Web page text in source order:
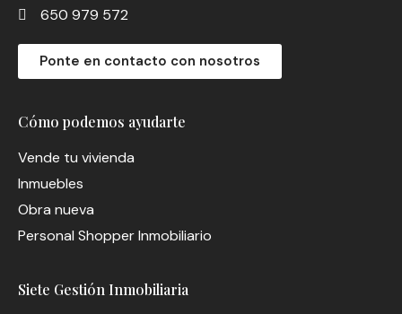
Siete Gestión Inmobiliaria
Cómo podemos ayudarte
Vende tu vivienda
Inmuebles
Obra nueva
Personal Shopper Inmobiliario
650 979 572
Ponte en contacto con nosotros